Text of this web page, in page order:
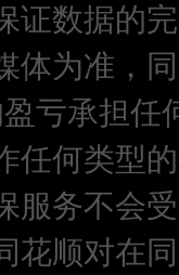
证数据的
体为准，
亏承担任
任何类型
服务不会
花顺对在